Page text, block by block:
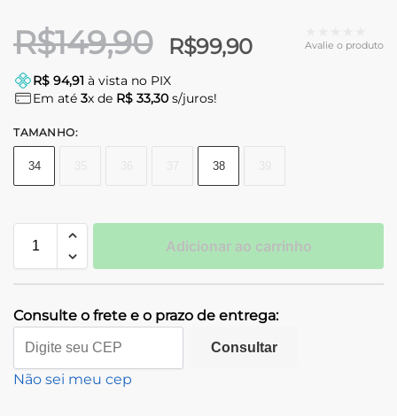
R$149,90 R$99,90 Avalie o produto
R$ 94,91 à vista no PIX
Em até 3x de R$ 33,30 s/juros!
TAMANHO:
34 38
Adicionar ao carrinho
Consulte o frete e o prazo de entrega:
Consultar
Não sei meu cep